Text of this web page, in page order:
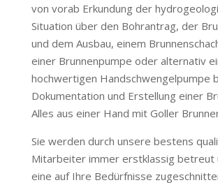
von vorab Erkundung der
Situation über den Bohrantrag, der
und dem Ausbau, einem
einer Brunnenpumpe oder alternativ
hochwertigen Handschwengelpumpe
Dokumentation und Erstellung einer
Alles aus einer Hand mit Goller
Sie werden durch unsere bestens
Mitarbeiter immer erstklassig betreut
eine auf Ihre Bedürfnisse